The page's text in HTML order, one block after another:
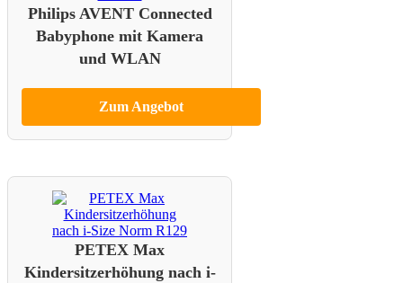
Philips AVENT Connected
Babyphone mit Kamera
und WLAN
Zum Angebot
PETEX Max
Kindersitzerhöhung nach i-